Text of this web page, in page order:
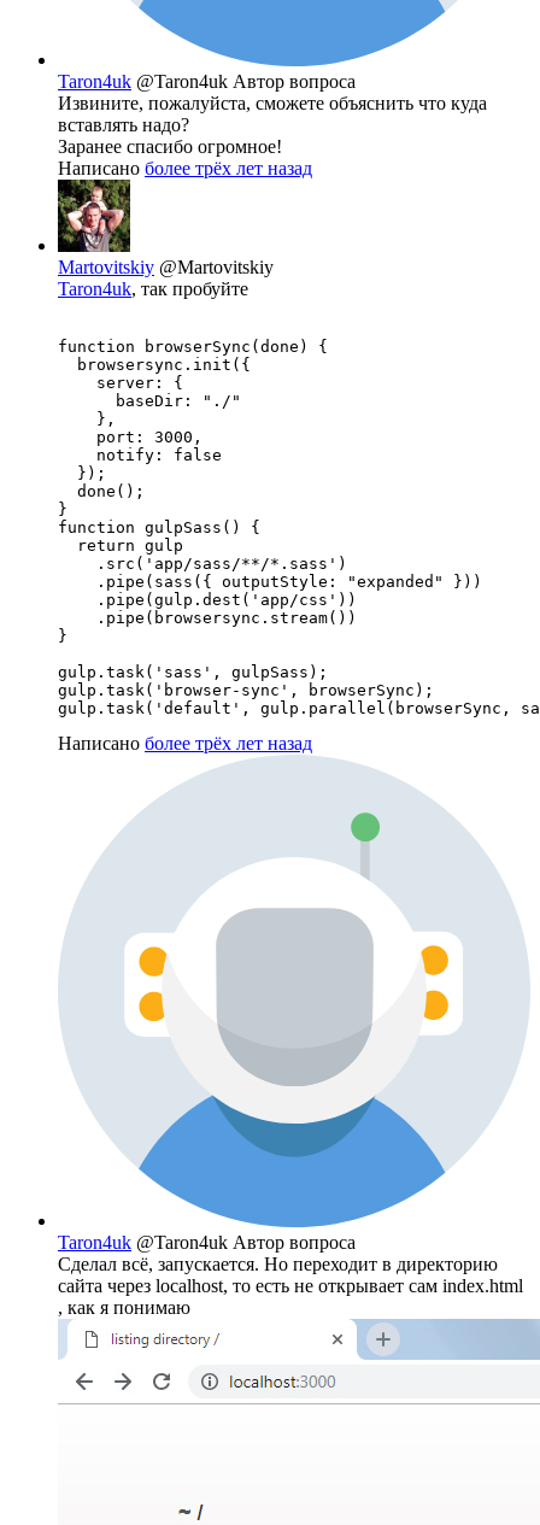
Taron4uk @Taron4uk Автор вопроса
Извините, пожалуйста, сможете объяснить что куда
вставлять надо?
Заранее спасибо огромное!
Написано более трёх лет назад
Martovitskiy @Martovitskiy
Taron4uk, так пробуйте
function browserSync(done) {
  browsersync.init({
    server: {
      baseDir: "./"
    },
    port: 3000,
    notify: false
  });
  done();
}
function gulpSass() {
  return gulp
    .src('app/sass/**/*.sass')
    .pipe(sass({ outputStyle: "expanded" }))
    .pipe(gulp.dest('app/css'))
    .pipe(browsersync.stream())
}
gulp.task('sass', gulpSass);
gulp.task('browser-sync', browserSync);
gulp.task('default', gulp.parallel(browserSync,
Написано более трёх лет назад
Taron4uk @Taron4uk Автор вопроса
Сделал всё, запускается. Но переходит в директорию
сайта через localhost, то есть не открывает сам index.html
, как я понимаю